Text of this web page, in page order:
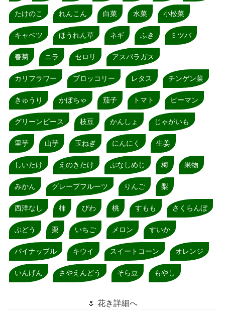
たけのこ れんこん 白菜 水菜 小松菜
キャベツ ほうれん草 ネギ ふき ミツバ
春菊 ニラ セロリ アスパラガス
カリフラワー ブロッコリー レタス チンゲン菜
きゅうり かぼちゃ 茄子 トマト ピーマン
グリーンピース 枝豆 かんしょ じゃがいも
里芋 山芋 玉ねぎ にんにく 生姜
しいたけ えのきたけ ぶなしめじ 梅 果物
みかん グレープフルーツ りんご 梨
西洋なし 柿 びわ 桃 すもも さくらんぼ
ぶどう 栗 いちご メロン すいか
パイナップル キウイ スイートコーン オレンジ
いんげん さやえんどう そら豆 もやし
🌷 花き詳細へ